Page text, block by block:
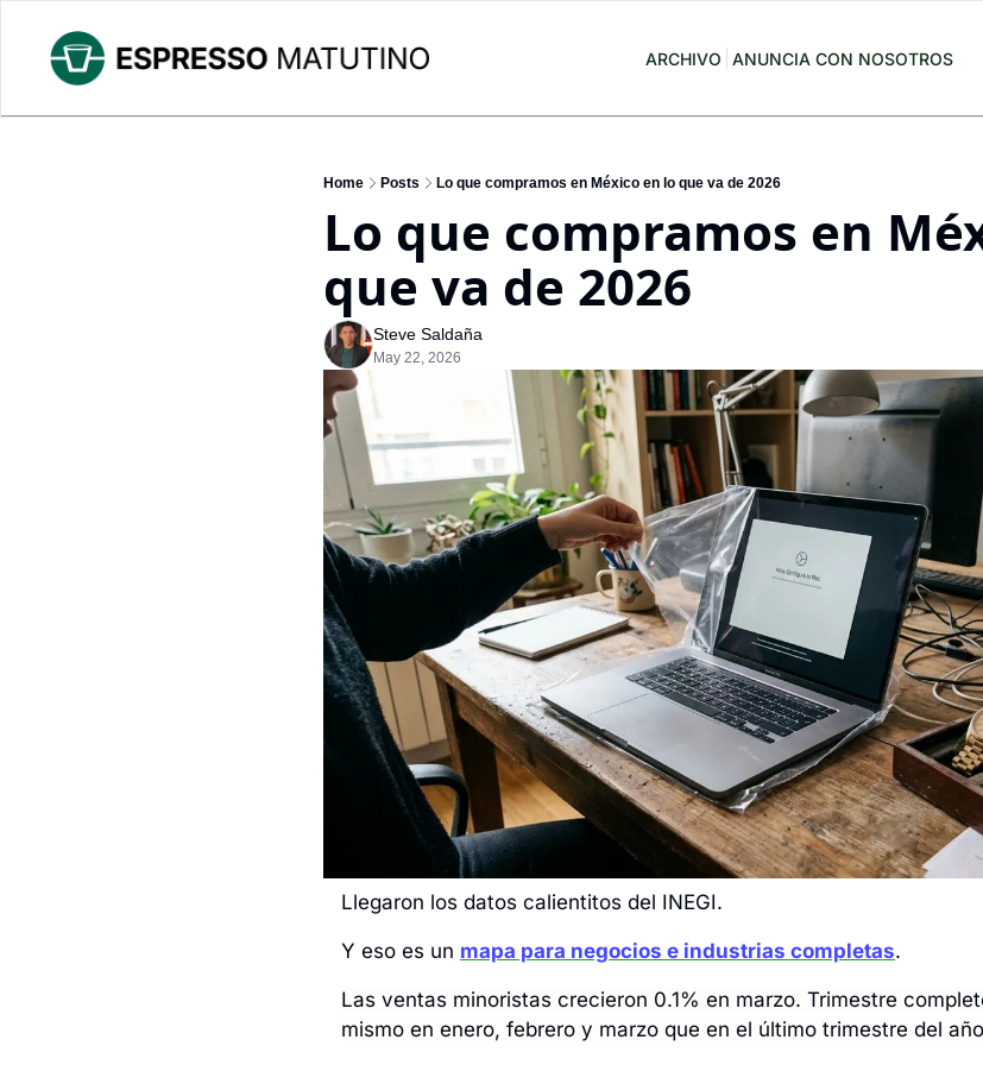
ARCHIVO ANUNCIA CON NOSOTROS
Home Posts Lo que compramos en México en lo que va de 2026
Lo que compramos en
que va de 2026
Steve Saldaña
May 22, 2026
Llegaron los datos calientitos del INEGI.
Y eso es un mapa para negocios e industrias completas.
Las ventas minoristas crecieron 0.1% en marzo. Trimestre
mismo en enero, febrero y marzo que en el último trimestre del